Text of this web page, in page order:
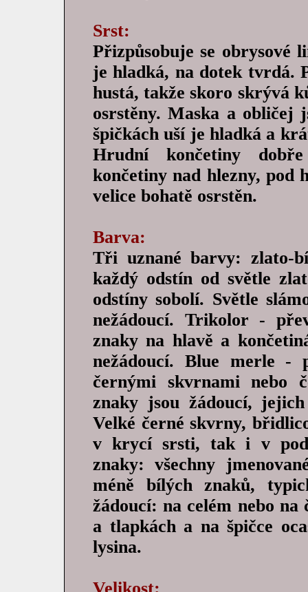
Srst:
Přizpůsobuje se
je hladká, na dotek tvrdá.
hustá, takže skoro skrývá
osrstěny. Maska a obličej
špičkách uší je hladká a
Hrudní končetiny
končetiny nad hlezny, pod
velice bohatě osrstěn.
Barva:
Tři uznané barvy: zlato-
každý odstín od světle
odstíny sobolí. Světle
nežádoucí. Trikolor -
znaky na hlavě a
nežádoucí. Blue merle -
černými skvrnami nebo
znaky jsou žádoucí,
Velké černé skvrny,
v krycí srsti, tak i v
znaky: všechny
méně bílých znaků,
žádoucí: na celém nebo
a tlapkách a na špičce
lysina.